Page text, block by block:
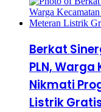
Berkat
PLN,
Nikmati
Listrik